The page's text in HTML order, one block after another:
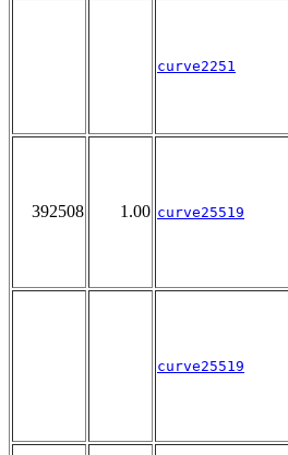
curve2251
392508 1.00 curve25519
curve25519